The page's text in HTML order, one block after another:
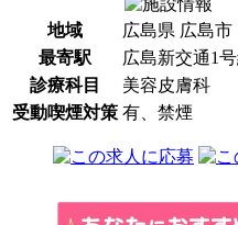
地域
広島県 広島市
最寄駅
広島新交通1
診療科目
美容皮膚科
受動喫煙対策 有、禁煙